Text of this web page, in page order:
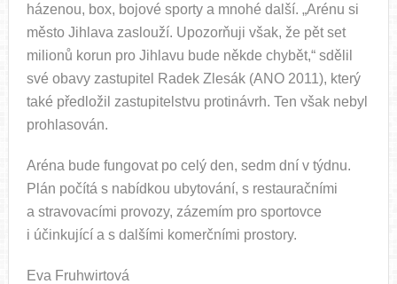
házenou, box, bojové sporty a mnohé další. „Arénu si
město Jihlava zaslouží. Upozorňuji však, že pět set
milionů korun pro Jihlavu bude někde chybět,“ sdělil
své obavy zastupitel Radek Zlesák (ANO 2011), který
také předložil zastupitelstvu protinávrh. Ten však nebyl
prohlasován.
Aréna bude fungovat po celý den, sedm dní v týdnu.
Plán počítá s nabídkou ubytování, s restauračními
a stravovacími provozy, zázemím pro sportovce
i účinkující a s dalšími komerčními prostory.
Eva Fruhwirtová